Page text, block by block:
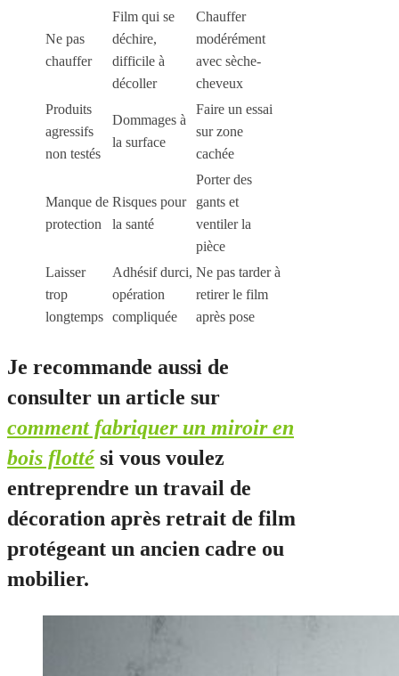
Ne pas
chauffer
Film qui se
déchire,
difficile à
décoller
Chauffer
modérément
avec sèche-
cheveux
Produits
agressifs
non testés
Dommages à
la surface
Faire un essai
sur zone
cachée
Manque de
protection
Risques pour
la santé
Porter des
gants et
ventiler la
pièce
Laisser
trop
longtemps
Adhésif durci,
opération
compliquée
Ne pas tarder à
retirer le film
après pose
Je recommande aussi de
consulter un article sur
comment fabriquer un miroir en
bois flottési vous voulez
entreprendre un travail de
décoration après retrait de film
protégeant un ancien cadre ou
mobilier.